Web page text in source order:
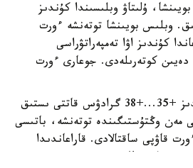
ۇلىتاۋ وبلىسىندا كۇندىز
ىستىق. وبلىس بويىنشا توتەنشە ءورت
كۇندىز اۋا تەمپەراتۋراسى
قا دەيىن كوتەرىلەدى. جوعارى ءورت
قاراعاندى وبلىسىندا كۇندىز +35...+38 گرادۋس قاتتى ىستىق
مەن وڭتۇستىگىندە توتەنشە، باتىسى
قاۋپى ساقتالادى. قاراعاندىدا